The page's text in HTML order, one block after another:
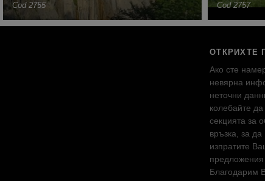
Cod 2755 Cod 2757
ОТКРИХТЕ
Ако сте
невярна
неточни
колебайте да
секцията за
връзка, за да
изпратите
предложения
Благодарим